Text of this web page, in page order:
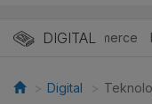
DIGITAL
E-Commerce
Digital